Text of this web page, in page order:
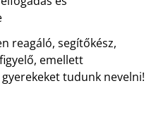
reagáló, segítőkész,
emellett
tudunk nevelni!